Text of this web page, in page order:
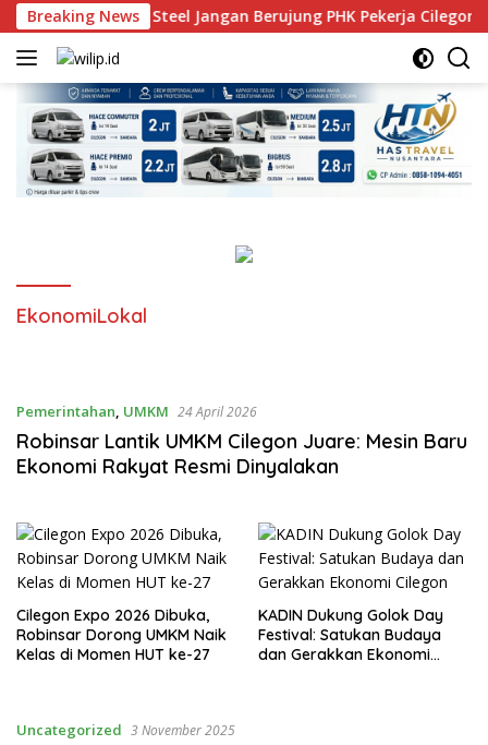
Langsung
ke
konten
Breaking News
PT Krakatau Steel Jangan Berujung PHK Pekerja Cilegon
EkonomiLokal
Pemerintahan UMKM 24 April 2026
Robinsar Lantik UMKM Cilegon Juare: Mesin Baru
Ekonomi Rakyat Resmi Dinyalakan
Cilegon Expo 2026 Dibuka,
Robinsar Dorong UMKM Naik
Kelas di Momen HUT ke-27
KADIN Dukung Golok Day
Festival: Satukan Budaya
dan Gerakkan Ekonomi
Uncategorized 3 November 2025